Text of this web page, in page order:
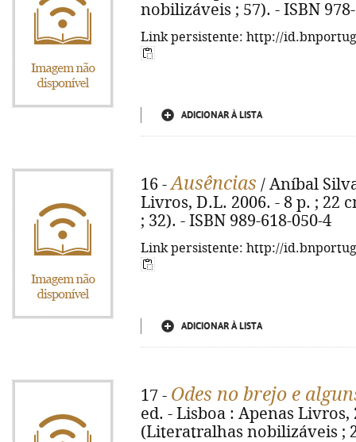
nobilizáveis ; 57). - ISBN
Link persistente: http://
ADICIONAR À LISTA
16 -Ausências / Aníbal
Livros, D.L. 2006. - 8 p. ; 22
; 32). - ISBN 989-618-050-4
Link persistente: http://
ADICIONAR À LISTA
17 - Odes no brejo e
ed. - Lisboa : Apenas Livros,
(Literatralhas nobilizáveis ;